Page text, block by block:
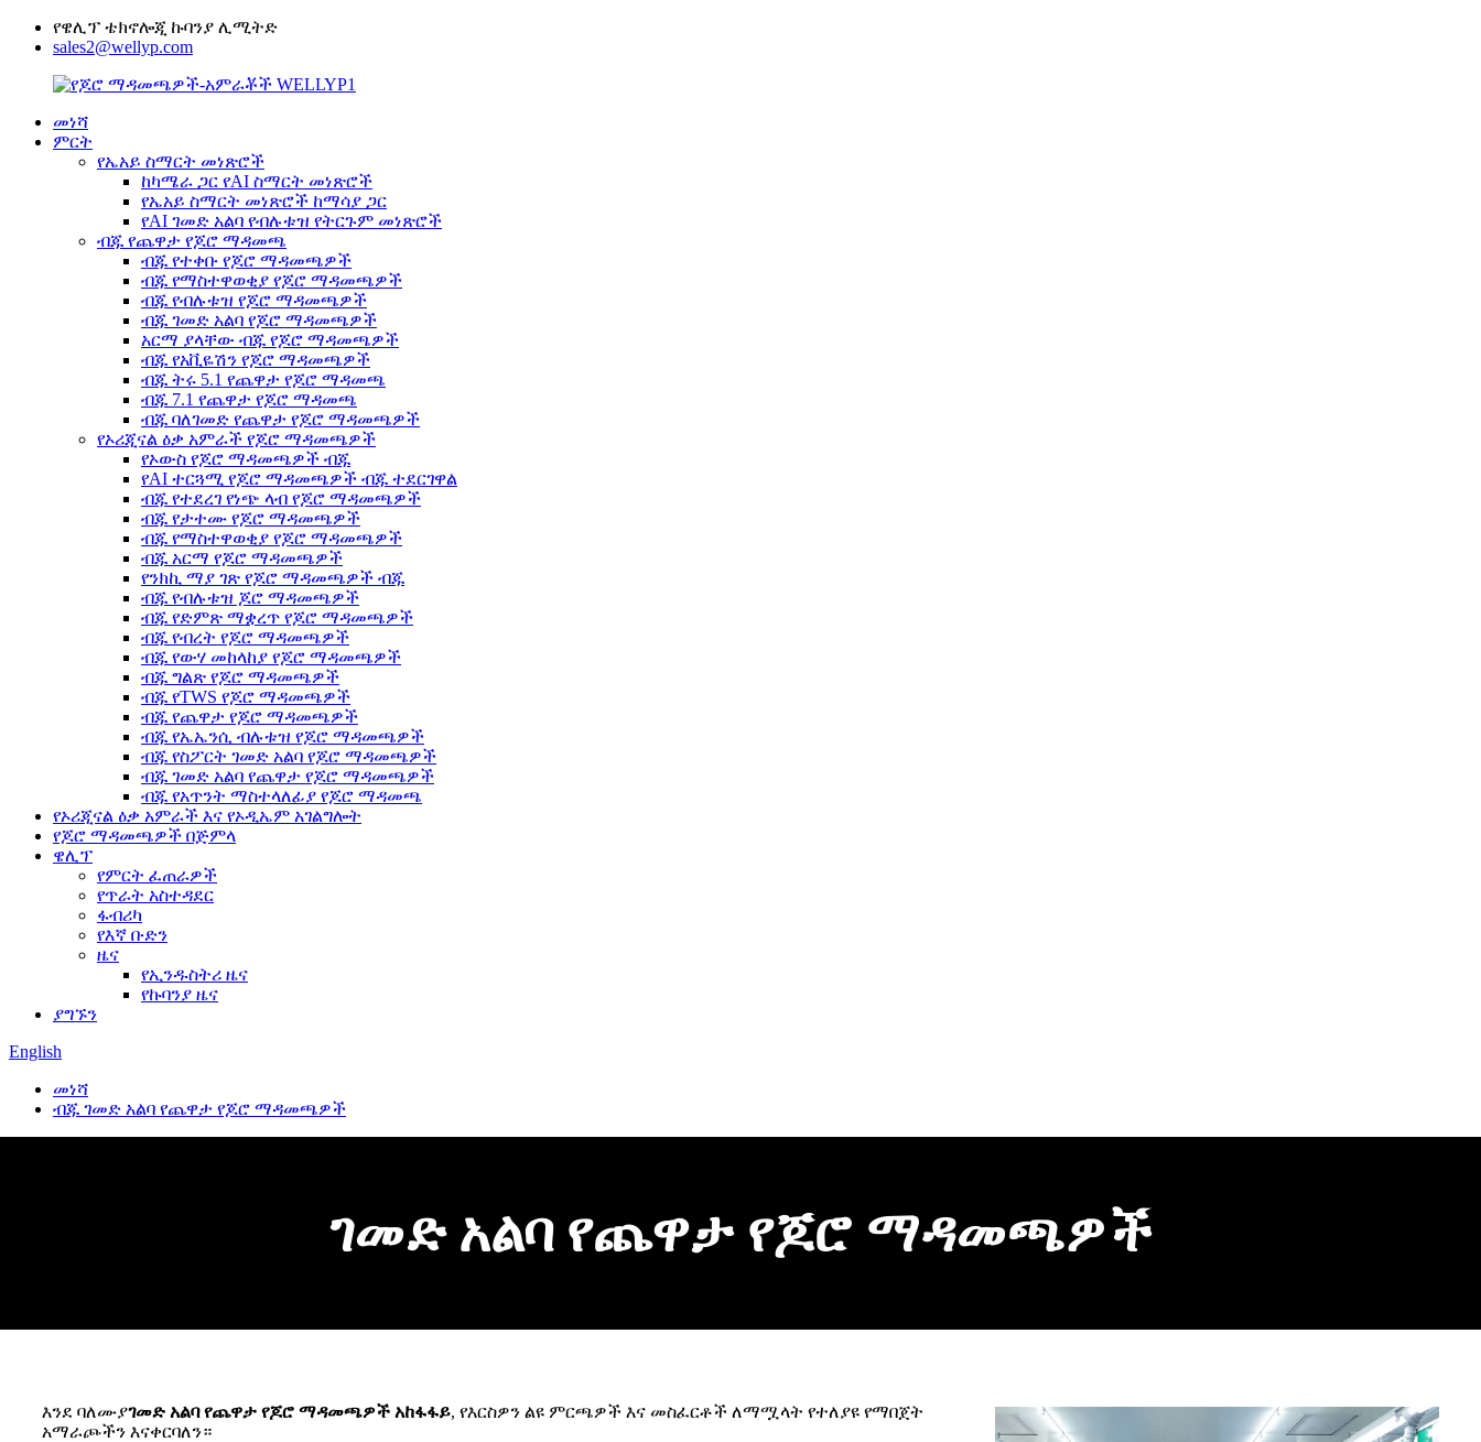
የዌሊፕ ቴክኖሎጂ ኩባንያ ሊሚትድ
sales2@wellyp.com
መነሻ
ምርት
የኤአይ ስማርት መነጽሮች
ከካሜራ ጋር የAI ስማርት መነጽሮች
የኤአይ ስማርት መነጽሮች ከማሳያ ጋር
የAI ገመድ አልባ የብሉቱዝ የትርጉም መነጽሮች
ብጁ የጨዋታ የጆሮ ማዳመጫ
ብጁ የተቀቡ የጆሮ ማዳመጫዎች
ብጁ የማስተዋወቂያ የጆሮ ማዳመጫዎች
ብጁ የብሉቱዝ የጆሮ ማዳመጫዎች
ብጁ ገመድ አልባ የጆሮ ማዳመጫዎች
አርማ ያላቸው ብጁ የጆሮ ማዳመጫዎች
ብጁ የአቪዬሽን የጆሮ ማዳመጫዎች
ብጁ ትሩ 5.1 የጨዋታ የጆሮ ማዳመጫ
ብጁ 7.1 የጨዋታ የጆሮ ማዳመጫ
ብጁ ባለገመድ የጨዋታ የጆሮ ማዳመጫዎች
የኦሪጂናል ዕቃ አምራች የጆሮ ማዳመጫዎች
የኦውስ የጆሮ ማዳመጫዎች ብጁ
የAI ተርጓሚ የጆሮ ማዳመጫዎች ብጁ ተደርገዋል
ብጁ የተደረገ የነጭ ላብ የጆሮ ማዳመጫዎች
ብጁ የታተሙ የጆሮ ማዳመጫዎች
ብጁ የማስተዋወቂያ የጆሮ ማዳመጫዎች
ብጁ አርማ የጆሮ ማዳመጫዎች
የንክኪ ማያ ገጽ የጆሮ ማዳመጫዎች ብጁ
ብጁ የብሉቱዝ ጆሮ ማዳመጫዎች
ብጁ የድምጽ ማቋረጥ የጆሮ ማዳመጫዎች
ብጁ የብረት የጆሮ ማዳመጫዎች
ብጁ የውሃ መከላከያ የጆሮ ማዳመጫዎች
ብጁ ግልጽ የጆሮ ማዳመጫዎች
ብጁ የTWS የጆሮ ማዳመጫዎች
ብጁ የጨዋታ የጆሮ ማዳመጫዎች
ብጁ የኤኤንሲ ብሉቱዝ የጆሮ ማዳመጫዎች
ብጁ የስፖርት ገመድ አልባ የጆሮ ማዳመጫዎች
ብጁ ገመድ አልባ የጨዋታ የጆሮ ማዳመጫዎች
ብጁ የአጥንት ማስተላለፊያ የጆሮ ማዳመጫ
የኦሪጂናል ዕቃ አምራች እና የኦዲኤም አገልግሎት
የጆሮ ማዳመጫዎች በጅምላ
ዌሊፕ
የምርት ፈጠራዎች
የጥራት አስተዳደር
ፋብሪካ
የእኛ ቡድን
ዜና
የኢንዱስትሪ ዜና
የኩባንያ ዜና
ያግኙን
English
መነሻ
ብጁ ገመድ አልባ የጨዋታ የጆሮ ማዳመጫዎች
ገመድ አልባ የጨዋታ የጆሮ ማዳመጫዎች
እንደ ባለሙያገመድ አልባ የጨዋታ የጆሮ ማዳመጫዎች አከፋፋይ, የእርስዎን ልዩ ምርጫዎች እና መስፈርቶች ለማሟላት የተለያዩ የማበጀት
አማራጮችን እናቀርባለን።